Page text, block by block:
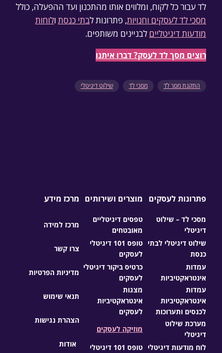
לד עבור כל לקוח, ומלווים אותו מהתכנון ועד ההפעלה, כולל
מסכי לד לעסקים וחנויות, פתרונות לבתי כנסת ולוחות
מודעות דיגיטליים לבניינים משותפים.
רוצים מסך לד לעסק? דברו איתנו
התקנת מסך לד מסכי לד שילוט דיגיטלי
פתרונות לעסקים
מסכי לד – שילוט
דיגיטלי
שילוט דיגיטלי לבתי
כנסת
עמדות
אינטראקטיביות
עמדות
אינטראקטיביות
לכנסים ותערוכות
מערכת שילוט
דיגיטלי
לוח מודעות דיגיטלי
מוצרים ושירותים
טפסים דיגיטליים
מאובטחים
טופס 101 דיגיטלי
לעסקים
כרטיס ביקור דיגיטלי
לעסקים
מצגות
אינטראקטיביות
לעסקים
מוזיקה לעסקים
טופס 101 דיגיטלי
מרכז מידע
מרכז למידה
צרו קשר
מדיניות הפרטיות
תנאי שימוש
הצהרת נגישות
אודות